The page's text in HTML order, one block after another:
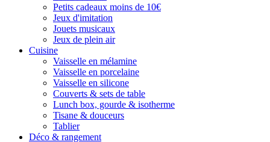
Petits cadeaux moins de 10€
Jeux d'imitation
Jouets musicaux
Jeux de plein air
Cuisine
Vaisselle en mélamine
Vaisselle en porcelaine
Vaisselle en silicone
Couverts & sets de table
Lunch box, gourde & isotherme
Tisane & douceurs
Tablier
Déco & rangement